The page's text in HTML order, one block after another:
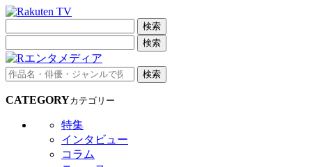
検索
検索
検索
CATEGORYカテゴリー
特集
インタビュー
コラム